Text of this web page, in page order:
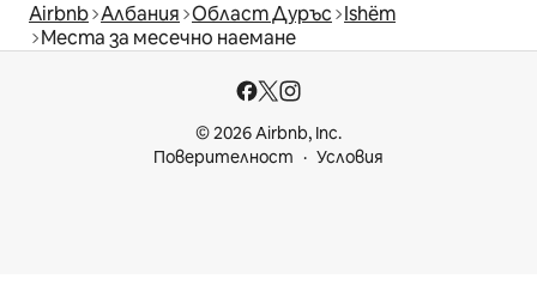
Airbnb Албания Област Дуръс Ishëm
Места за месечно наемане
© 2026 Airbnb, Inc.
Поверителност
Условия